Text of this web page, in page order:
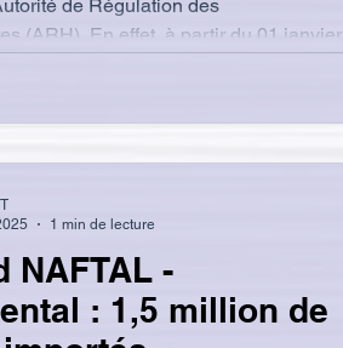
de Régulation des
(ARH). En effet, à partir du 01 janvier
= 45,97 DA / Litre ) Gasoil = 31,00
NAFTAL -
: 1,5 million de
1 min de lecture